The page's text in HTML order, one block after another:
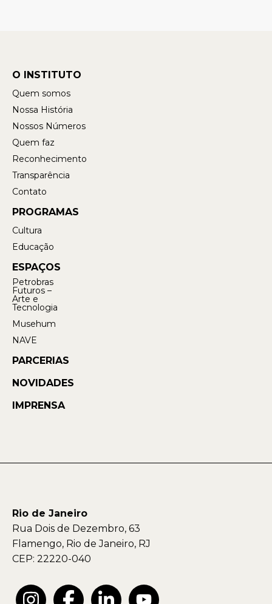
O INSTITUTO
Quem somos
Nossa História
Nossos Números
Quem faz
Reconhecimento
Transparência
Contato
PROGRAMAS
Cultura
Educação
ESPAÇOS
Petrobras
Futuros –
Arte e
Tecnologia
Musehum
NAVE
PARCERIAS
NOVIDADES
IMPRENSA
Rio de Janeiro
Rua Dois de Dezembro, 63
Flamengo, Rio de Janeiro, RJ
CEP: 22220-040